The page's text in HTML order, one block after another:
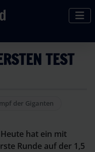
TEST
der Giganten
hat ein mit
Runde auf der 1,5